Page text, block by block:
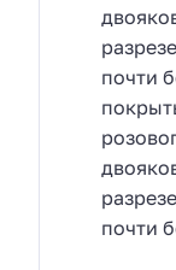
почти
почти